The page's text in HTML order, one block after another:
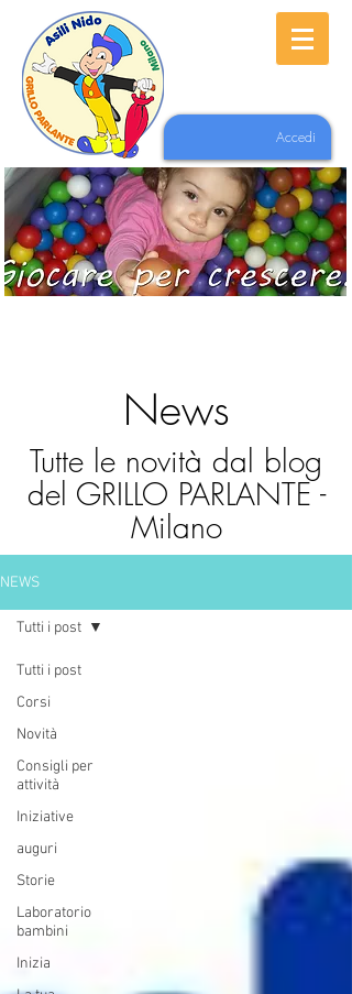
Accedi
News
Tutte le novità dal blog
del GRILLO PARLANTE -
Milano
NEWS
Tutti i post
Corsi
Novità
Consigli per
attività
Iniziative
auguri
Storie
Laboratorio
bambini
Inizia
Tutti i post